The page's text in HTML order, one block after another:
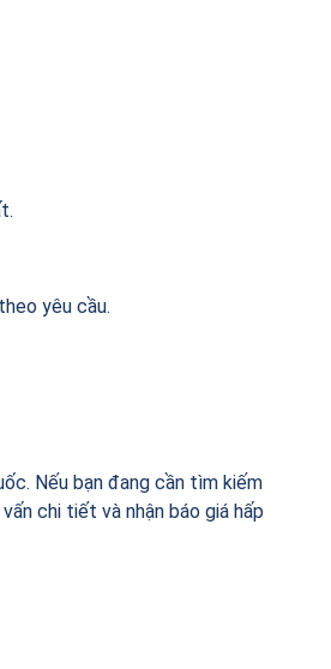
yêu cầu.
Nếu bạn đang cần tìm kiếm
chi tiết và nhận báo giá hấp